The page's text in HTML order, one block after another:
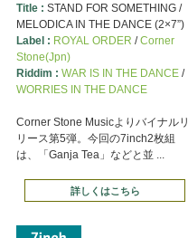
Title : STAND FOR SOMETHING /
MELODICA IN THE DANCE (2×7”)
Label : ROYAL ORDER /Corner
Stone(Jpn)
Riddim : WAR IS IN THE DANCE/
WORRIES IN THE DANCE
Corner Stone Musicよりバイナルリ
リース第5弾。今回の7inch2枚組
は、「Ganja Tea」などと並 ...
詳しくはこちら